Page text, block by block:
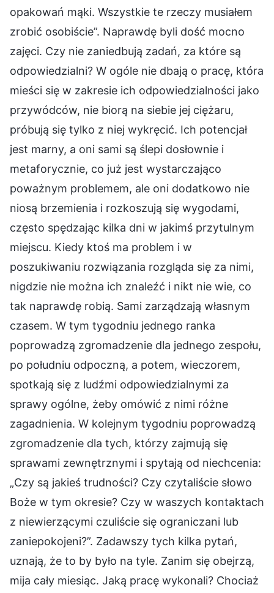
opakowań mąki. Wszystkie te rzeczy musiałem
zrobić osobiście”. Naprawdę byli dość mocno
zajęci. Czy nie zaniedbują zadań, za które są
odpowiedzialni? W ogóle nie dbają o pracę, która
mieści się w zakresie ich odpowiedzialności jako
przywódców, nie biorą na siebie jej ciężaru,
próbują się tylko z niej wykręcić. Ich potencjał
jest marny, a oni sami są ślepi dosłownie i
metaforycznie, co już jest wystarczająco
poważnym problemem, ale oni dodatkowo nie
niosą brzemienia i rozkoszują się wygodami,
często spędzając kilka dni w jakimś przytulnym
miejscu. Kiedy ktoś ma problem i w
poszukiwaniu rozwiązania rozgląda się za nimi,
nigdzie nie można ich znaleźć i nikt nie wie, co
tak naprawdę robią. Sami zarządzają własnym
czasem. W tym tygodniu jednego ranka
poprowadzą zgromadzenie dla jednego zespołu,
po południu odpoczną, a potem, wieczorem,
spotkają się z ludźmi odpowiedzialnymi za
sprawy ogólne, żeby omówić z nimi różne
zagadnienia. W kolejnym tygodniu poprowadzą
zgromadzenie dla tych, którzy zajmują się
sprawami zewnętrznymi i spytają od niechcenia:
„Czy są jakieś trudności? Czy czytaliście słowo
Boże w tym okresie? Czy w waszych kontaktach
z niewierzącymi czuliście się ograniczani lub
zaniepokojeni?”. Zadawszy tych kilka pytań,
uznają, że to by było na tyle. Zanim się obejrzą,
mija cały miesiąc. Jaką pracę wykonali? Chociaż